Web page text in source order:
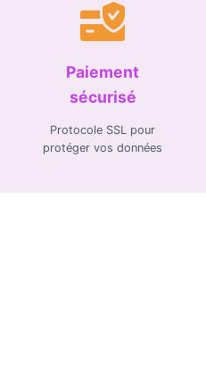
Paiement
sécurisé
Protocole SSL pour
protéger vos données